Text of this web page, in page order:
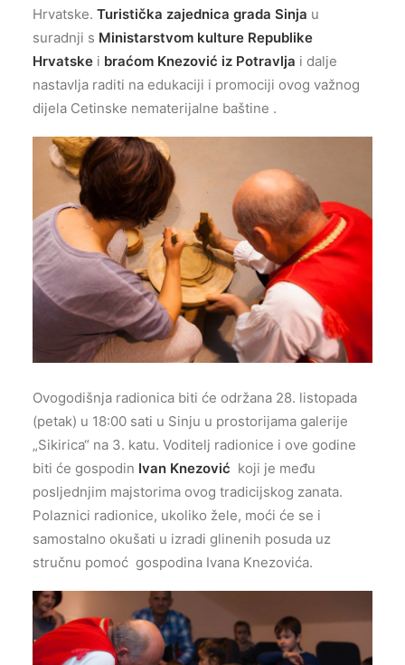
Hrvatske. Turistička zajednica grada Sinja u
suradnji s Ministarstvom kulture Republike
Hrvatske i braćom Knezović iz Potravlja i dalje
nastavlja raditi na edukaciji i promociji ovog važnog
dijela Cetinske nematerijalne baštine .
Ovogodišnja radionica biti će održana 28. listopada
(petak) u 18:00 sati u Sinju u prostorijama galerije
„Sikirica“ na 3. katu. Voditelj radionice i ove godine
biti će gospodin Ivan Knezović koji je među
posljednjim majstorima ovog tradicijskog zanata.
Polaznici radionice, ukoliko žele, moći će se i
samostalno okušati u izradi glinenih posuda uz
stručnu pomoć gospodina Ivana Knezovića.